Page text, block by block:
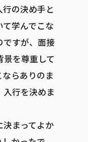
の決め手と
学んでこな
ですが、面接
景を尊重して
らありのま
入行を決めま
まってよか